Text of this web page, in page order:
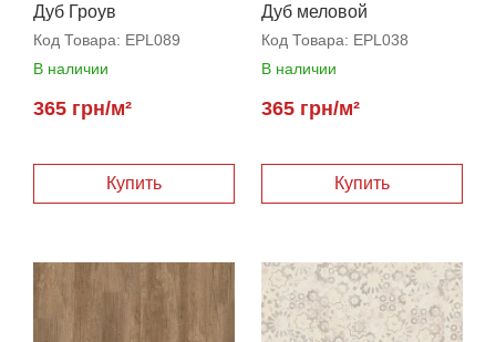
Дуб Гроув
Код Товара: EPL089
В наличии
365 грн/м²
Дуб меловой
Код Товара: EPL038
В наличии
365 грн/м²